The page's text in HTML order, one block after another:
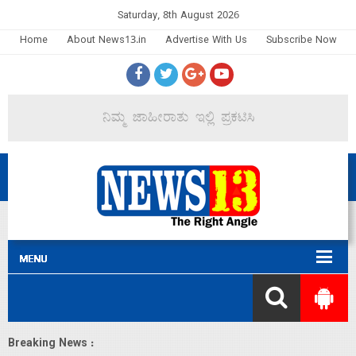
Saturday, 8th August 2026
Home
About News13.in Advertise With Us Subscribe Now
Breaking News :